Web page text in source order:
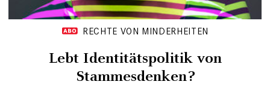
RECHTE VON MINDERHEITEN
Lebt Identitätspolitik von
Stammesdenken?